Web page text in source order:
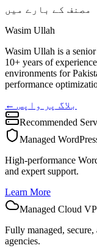
مصنف کے بارے میں
Wasim Ullah
Wasim Ullah is a
10+ years of
environments for
performance
← بلاگ پر واپس
Recommended
Managed
High-performance
and expert support.
Learn More
Managed Cloud
Fully managed, secure,
agencies.